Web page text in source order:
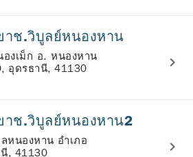
าช.วิบูลย์หนองหาน
งเม็ก อ. หนองหาน
อุดรธานี, 41130
าช.วิบูลย์หนองหาน2
หนองหาน อำเภอ
, 41130